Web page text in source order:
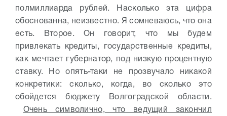
полмиллиарда рублей. Насколько эта цифра
обоснованна, неизвестно. Я сомневаюсь, что она
есть. Второе. Он говорит, что мы будем
привлекать кредиты, государственные кредиты,
как мечтает губернатор, под низкую процентную
ставку. Но опять-таки не прозвучало никакой
конкретики: сколько, когда, во сколько это
обойдется бюджету Волгоградской области.
Очень символично, что ведущий закончил